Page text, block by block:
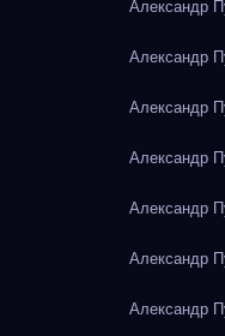
Александр
Александр
Александр
Александр
Александр
Александр
Александр